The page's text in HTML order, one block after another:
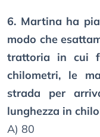
6. Martina ha
modo che
trattoria in cui
chilometri, le
strada per
lunghezza in
A) 80